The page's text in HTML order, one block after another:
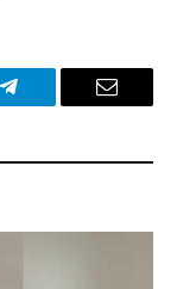
Telegram Email